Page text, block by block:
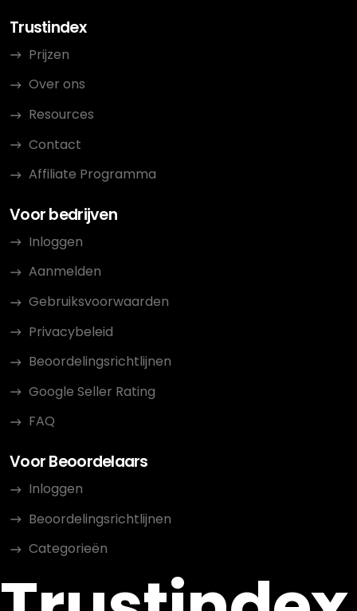
Trustindex
Prijzen
Over ons
Resources
Contact
Affiliate Programma
Voor bedrijven
Inloggen
Aanmelden
Gebruiksvoorwaarden
Privacybeleid
Beoordelingsrichtlijnen
Google Seller Rating
FAQ
Voor Beoordelaars
Inloggen
Beoordelingsrichtlijnen
Categorieën